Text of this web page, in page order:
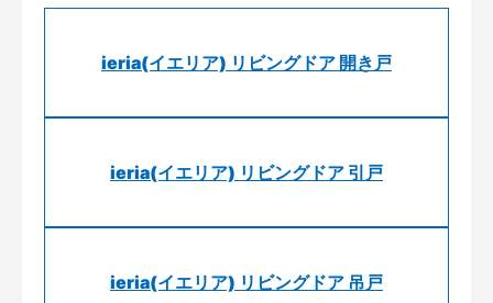
ieria(イエリア) リビングドア 開き戸
ieria(イエリア) リビングドア 引戸
ieria(イエリア) リビングドア 吊戸